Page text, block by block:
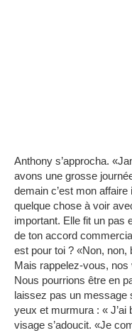
Anthony s’approcha.
avons une grosse
demain c’est mon affaire
quelque chose à voir
important. Elle fit un pas
de ton accord
est pour toi ? «Non, non,
Mais rappelez-vous,
Nous pourrions être en
laissez pas un message
yeux et murmura : « J’ai
visage s’adoucit. «Je